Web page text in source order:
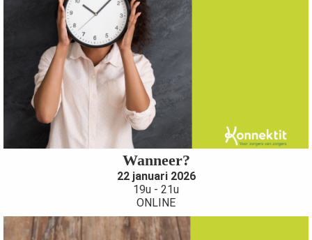
Wanneer?
22 januari 2026
19u - 21u
ONLINE